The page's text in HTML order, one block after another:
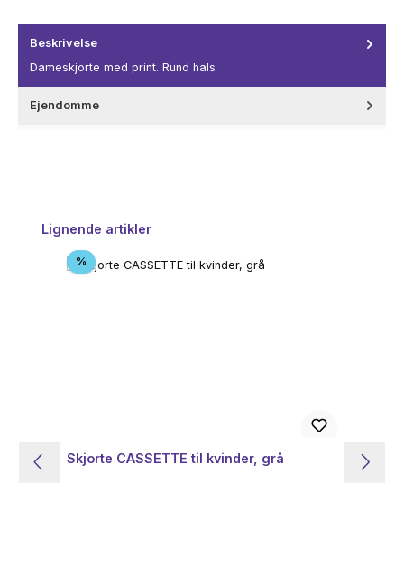
Beskrivelse
Dameskjorte med print. Rund hals
Ejendomme
Spring produktgalleriet over
Lignende artikler
%Rabat
Skjorte CASSETTE til kvinder, grå